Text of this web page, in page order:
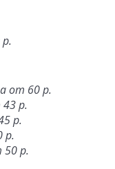
от 60 р.
р.
р.
р.
р.